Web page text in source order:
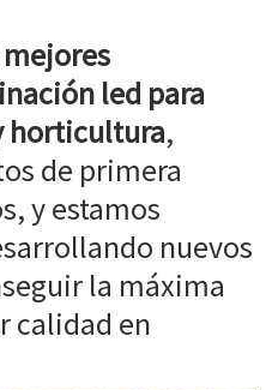
led para
horticultura,
de primera
y estamos
nuevos
la máxima
calidad en